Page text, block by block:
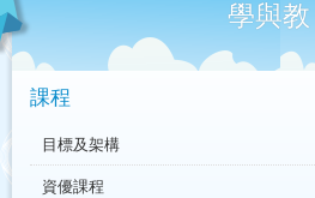
學與教
課程
目標及架構
資優課程